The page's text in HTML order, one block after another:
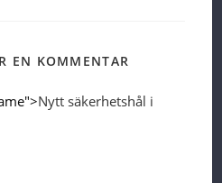
EN KOMMENTAR
Nytt säkerhetshål i